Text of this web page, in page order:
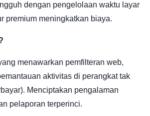
dengan pengelolaan waktu layar
premium meningkatkan biaya.
menawarkan pemfilteran web,
aktivitas di perangkat tak
Menciptakan pengalaman
pelaporan terperinci.